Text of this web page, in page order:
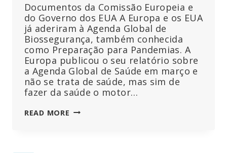
Documentos da Comissão Europeia e
do Governo dos EUA A Europa e os EUA
já aderiram à Agenda Global de
Biossegurança, também conhecida
como Preparação para Pandemias. A
Europa publicou o seu relatório sobre
a Agenda Global de Saúde em março e
não se trata de saúde, mas sim de
fazer da saúde o motor…
READ MORE A